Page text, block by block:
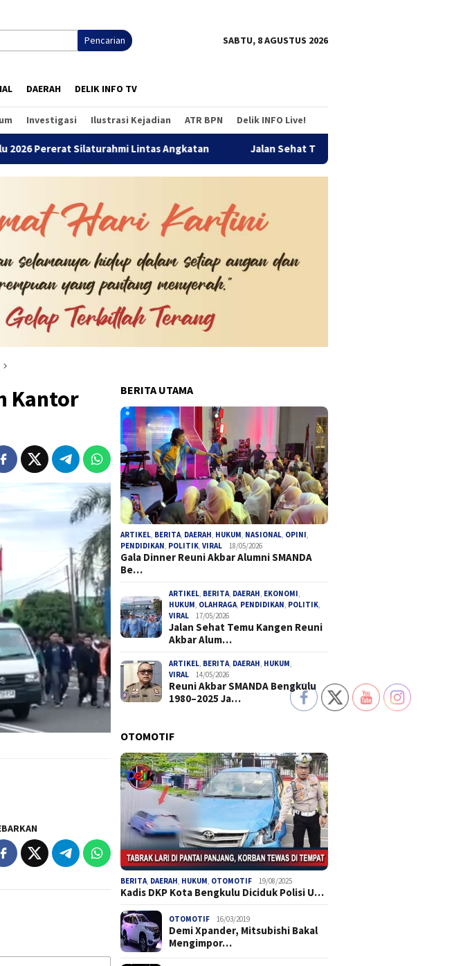
Pencarian SABTU, 8 AGUSTUS 2026
DAERAH DELIK INFO TV
Investigasi Ilustrasi Kejadian ATR BPN Delik INFO Live!
Silaturahmi Lintas Angkatan Jalan Sehat Temu Kangen Reuni Akbar Alumni SMANDA
Kantor
BERITA UTAMA
ARTIKEL BERITA DAERAH HUKUM NASIONAL OPINI
PENDIDIKAN POLITIK ,VIRAL 18/05/2026
Gala Dinner Reuni Akbar Alumni SMANDA
Be…
ARTIKEL BERITA DAERAH EKONOMI
HUKUM OLAHRAGA PENDIDIKAN POLITIK
VIRAL
17/05/2026
Jalan Sehat Temu Kangen Reuni
Akbar Alum…
ARTIKEL BERITA DAERAH HUKUM
VIRAL
14/05/2026
Reuni Akbar SMANDA Bengkulu
1980–2025 Ja…
OTOMOTIF
BERITA DAERAH HUKUM OTOMOTIF 19/08/2025
Kadis DKP Kota Bengkulu Diciduk Polisi U…
OTOMOTIF 16/03/2019
Demi Xpander, Mitsubishi Bakal
Mengimpor…